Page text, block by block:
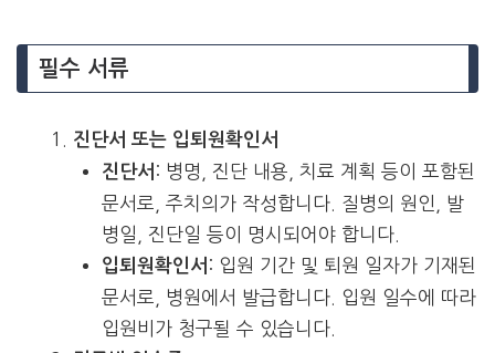
필수 서류
진단서 또는 입퇴원확인서
진단서 : 병명, 진단 내용, 치료 계획 등이 포함된
문서로, 주치의가 작성합니다. 질병의 원인, 발
병일, 진단일 등이 명시되어야 합니다.
입퇴원확인서 : 입원 기간 및 퇴원 일자가 기재된
문서로, 병원에서 발급합니다. 입원 일수에 따라
입원비가 청구될 수 있습니다.